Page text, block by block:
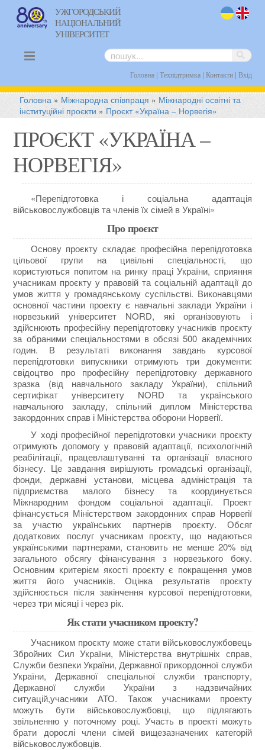
УЖГОРОДСЬКИЙ
НАЦІОНАЛЬНИЙ
УНІВЕРСИТЕТ
Головна| Техпідтримка| Контакти| Вхід
Головна » Міжнародна співпраця » Міжнародні освітні та
інституційні проєкти » Проєкт «Україна – Норвегія»
ПРОЄКТ «УКРАЇНА –
НОРВЕГІЯ»
«Перепідготовка і соціальна адаптація
військовослужбовців та членів їх сімей в Україні»
Про проєкт
Основу проєкту складає професійна перепідготовка
цільової групи на цивільні спеціальності, що
користуються попитом на ринку праці України, сприяння
учасникам проєкту у правовій та соціальній адаптації до
умов життя у громадянському суспільстві. Виконавцями
основної частини проекту є навчальні заклади України і
норвезький університет NORD, які організовують і
здійснюють професійну перепідготовку учасників проєкту
за обраними спеціальностями в обсязі 500 академічних
годин. В результаті виконання завдань курсової
перепідготовки випускники отримують три документи:
свідоцтво про професійну перепідготовку державного
зразка (від навчального закладу України), спільний
сертифікат університету NORD та українського
навчального закладу, спільний диплом Міністерства
закордонних справ і Міністерства оборони Норвегії.
У ході професійної перепідготовки учасники проєкту
отримують допомогу у правовій адаптації, психологічній
реабілітації, працевлаштуванні та організації власного
бізнесу. Це завдання вирішують громадські організації,
фонди, державні установи, місцева адміністрація та
підприємства малого бізнесу та координується
Міжнародним фондом соціальної адаптації. Проект
фінансується Міністерством закордонних справ Норвегії
за участю українських партнерів проєкту. Обсяг
додаткових послуг учасникам проєкту, що надаються
українськими партнерами, становить не менше 20% від
загального обсягу фінансування з норвезького боку.
Основним критерієм якості проєкту є покращення умов
життя його учасників. Оцінка результатів проєкту
здійснюється після закінчення курсової перепідготовки,
через три місяці і через рік.
Як стати учасником проекту?
Учасником проєкту може стати військовослужбовець
Збройних Сил України, Міністерства внутрішніх справ,
Служби безпеки України, Державної прикордонної служби
України, Державної спеціальної служби транспорту,
Державної служби України з надзвичайних
ситуацій,учасники АТО. Також учасниками проекту
можуть бути військовослужбовці, що підлягають
звільненню у поточному році. Участь в проекті можуть
брати дорослі члени сімей вищезазначених категорій
військовослужбовців.